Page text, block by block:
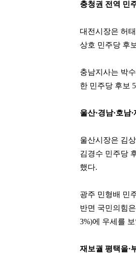
소피아도무스
충청권 전역 민
대전시장은 허
상호 민주당 후
충남지사는 박
한 민주당 후보
울산·경남·호남
울산시장은 김
김경수 민주당
했다.
광주 민형배 민
반면 국민의힘
3%)에 우세를
재보궐 평택을·